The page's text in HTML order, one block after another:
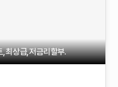
,최상급,저금리할부.